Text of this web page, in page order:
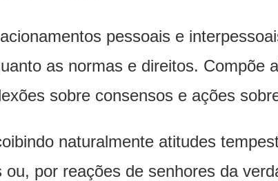
pessoais e
as normas e direitos. Compõe
sobre consensos e ações
naturalmente atitudes
por reações de senhores da